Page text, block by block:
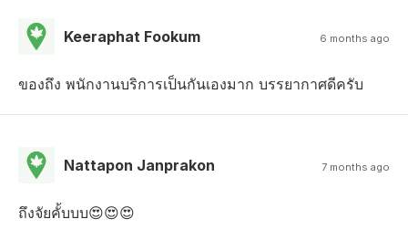
Keeraphat Fookum 6 months ago
ของถึง พนักงานบริการเป็นกันเองมาก บรรยากาศดีครับ
Nattapon Janprakon 7 months ago
ถึงจัยคั้บบบ😍😍😍